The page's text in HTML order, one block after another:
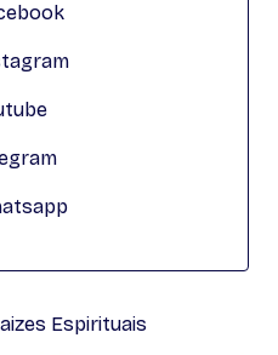
Espirituais